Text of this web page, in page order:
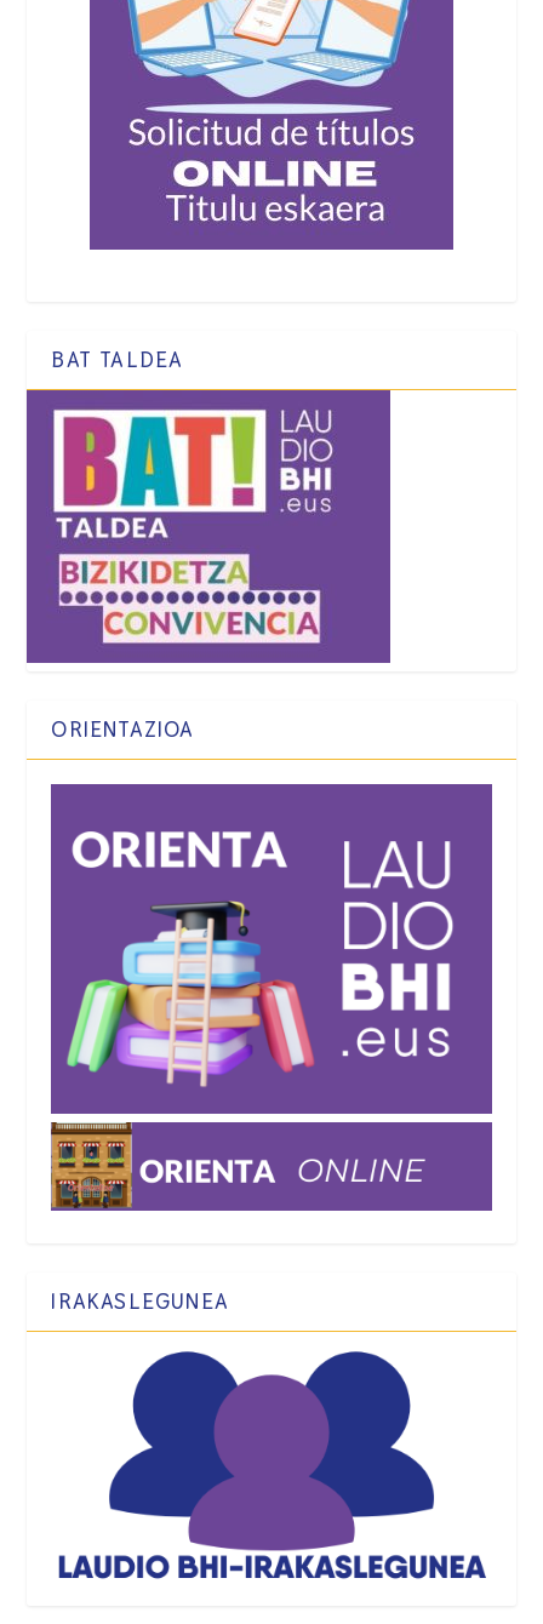
BAT TALDEA
ORIENTAZIOA
IRAKASLEGUNEA